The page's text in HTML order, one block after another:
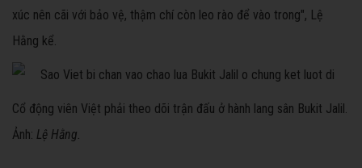
xúc nên cãi với bảo vệ, thậm chí còn leo rào để vào trong", Lệ
Hằng kể.
Cổ động viên Việt phải theo dõi trận đấu ở hành lang sân Bukit Jalil.
Ảnh: Lệ Hằng.